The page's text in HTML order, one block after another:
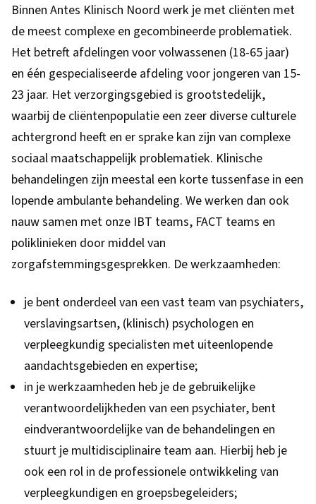
Binnen Antes Klinisch Noord werk je met cliënten met
de meest complexe en gecombineerde problematiek.
Het betreft afdelingen voor volwassenen (18-65 jaar)
en één gespecialiseerde afdeling voor jongeren van 15-
23 jaar. Het verzorgingsgebied is grootstedelijk,
waarbij de cliëntenpopulatie een zeer diverse culturele
achtergrond heeft en er sprake kan zijn van complexe
sociaal maatschappelijk problematiek. Klinische
behandelingen zijn meestal een korte tussenfase in een
lopende ambulante behandeling. We werken dan ook
nauw samen met onze IBT teams, FACT teams en
poliklinieken door middel van
zorgafstemmingsgesprekken. De werkzaamheden:
je bent onderdeel van een vast team van psychiaters,
verslavingsartsen, (klinisch) psychologen en
verpleegkundig specialisten met uiteenlopende
aandachtsgebieden en expertise;
in je werkzaamheden heb je de gebruikelijke
verantwoordelijkheden van een psychiater, bent
eindverantwoordelijke van de behandelingen en
stuurt je multidisciplinaire team aan. Hierbij heb je
ook een rol in de professionele ontwikkeling van
verpleegkundigen en groepsbegeleiders;